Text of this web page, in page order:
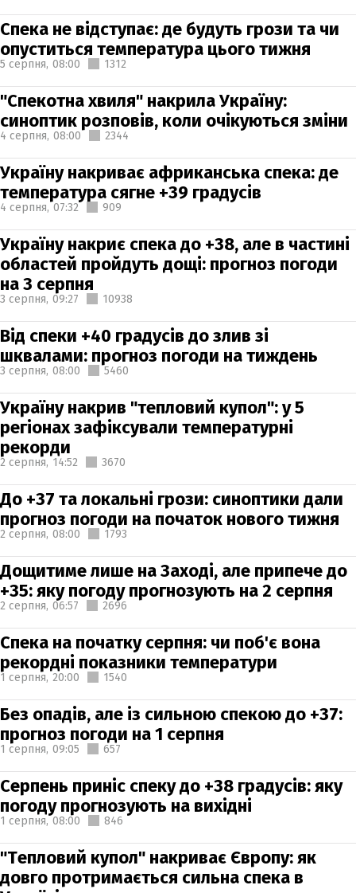
Спека не відступає: де будуть грози та чи
опуститься температура цього тижня
5 серпня, 08:00 1312
"Спекотна хвиля" накрила Україну:
синоптик розповів, коли очікуються зміни
4 серпня, 08:00 2344
Україну накриває африканська спека: де
температура сягне +39 градусів
4 серпня, 07:32 909
Україну накриє спека до +38, але в частині
областей пройдуть дощі: прогноз погоди
на 3 серпня
3 серпня, 09:27 10938
Від спеки +40 градусів до злив зі
шквалами: прогноз погоди на тиждень
3 серпня, 08:00 5460
Україну накрив "тепловий купол": у 5
регіонах зафіксували температурні
рекорди
2 серпня, 14:52 3670
До +37 та локальні грози: синоптики дали
прогноз погоди на початок нового тижня
2 серпня, 08:00 1793
Дощитиме лише на Заході, але припече до
+35: яку погоду прогнозують на 2 серпня
2 серпня, 06:57 2696
Спека на початку серпня: чи поб'є вона
рекордні показники температури
1 серпня, 20:00 1540
Без опадів, але із сильною спекою до +37:
прогноз погоди на 1 серпня
1 серпня, 09:05 657
Серпень приніс спеку до +38 градусів: яку
погоду прогнозують на вихідні
1 серпня, 08:00 846
"Тепловий купол" накриває Європу: як
довго протримається сильна спека в